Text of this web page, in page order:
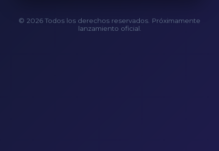
© 2026 Todos los derechos reservados. Próximamente
lanzamiento oficial.